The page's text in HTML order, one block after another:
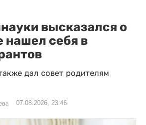
высказался о
нашел себя в
дал совет родителям
07.08.2026, 23:46